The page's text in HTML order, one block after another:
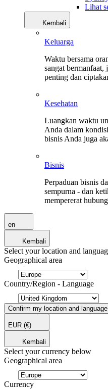
Lihat
Kembali
Keluarga
Waktu bersama
sangat bermanfaat,
penting dan
Kesehatan
Luangkan waktu
Anda dalam
bisnis Anda juga
Bisnis
Perpaduan bisnis
sempurna - dan
mempererat
en
Kembali
Select your location and
Geographical area
Country/Region - Language
Confirm my location and language
EUR (€)
Kembali
Select your currency below
Geographical area
Currency